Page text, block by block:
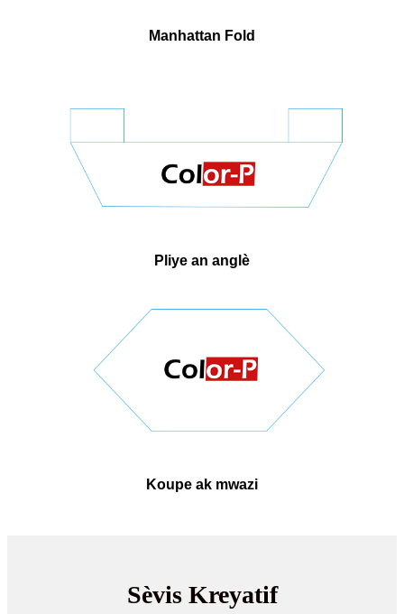
Manhattan Fold
Pliye an anglè
Koupe ak mwazi
Sèvis Kreyatif